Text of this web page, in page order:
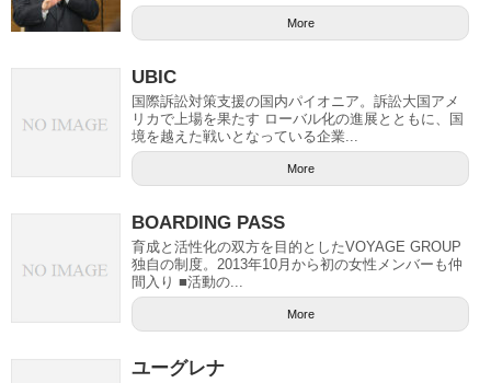
More
UBIC
国際訴訟対策支援の国内パイオニア。訴訟大国アメ
リカで上場を果たす ローバル化の進展とともに、国
境を越えた戦いとなっている企業...
More
BOARDING PASS
育成と活性化の双方を目的としたVOYAGE GROUP
独自の制度。2013年10月から初の女性メンバーも仲
間入り ■活動の...
More
ユーグレナ